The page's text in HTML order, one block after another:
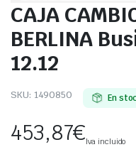
CAJA
BERLINA
12.12
SKU: 1490850 En
453,87€Iva incluido